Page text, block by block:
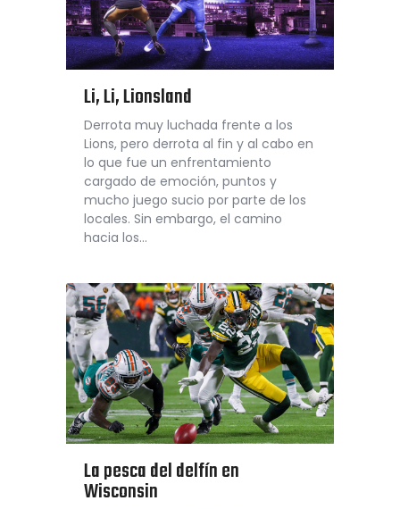
Li, Li, Lionsland
Derrota muy luchada frente a los
Lions, pero derrota al fin y al cabo en
lo que fue un enfrentamiento
cargado de emoción, puntos y
mucho juego sucio por parte de los
locales. Sin embargo, el camino
hacia los…
La pesca del delfín en
Wisconsin